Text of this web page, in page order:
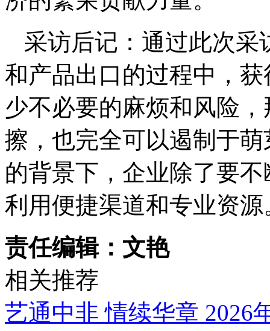
采访后记：通过此次采
和产品出口的过程中，
少不必要的麻烦和风险
擦，也完全可以遏制于
的背景下，企业除了要
利用便捷渠道和专业资源
责任编辑：文艳
相关推荐
艺通中非 情续华章 2026